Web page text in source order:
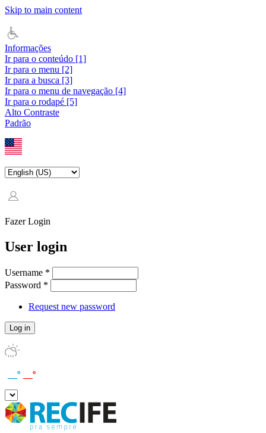
Skip to main content
Informações
Ir para o conteúdo [1]
Ir para o menu [2]
Ir para a busca [3]
Ir para o menu de navegação [4]
Ir para o rodapé [5]
Alto Contraste
Padrão
Fazer Login
User login
Username *
Password *
Request new password
__º __º